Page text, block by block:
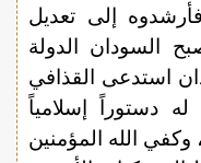
إلى تعديل
السودان الدولة
استدعى القذافي
دستوراً إسلامياً
الله المؤمنين